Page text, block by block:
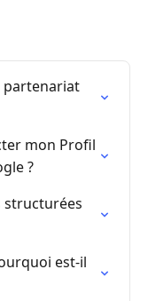
partenariat
mon Profil
?
structurées
est-il